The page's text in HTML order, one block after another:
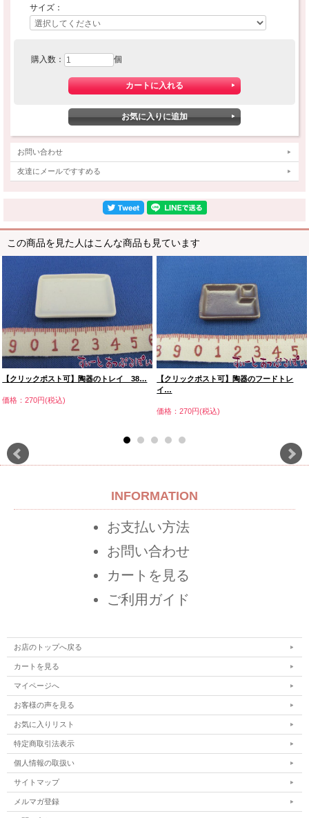
サイズ：
購入数： 個
お問い合わせ
友達にメールですすめる
この商品を見た人はこんな商品も見ています
【クリックポスト可】陶器のトレイ 38…
価格：270円(税込)
【クリックポスト可】陶器のフードトレ
イ…
価格：270円(税込)
INFORMATION
お支払い方法
お問い合わせ
カートを見る
ご利用ガイド
お店のトップへ戻る
カートを見る
マイページへ
お客様の声を見る
お気に入りリスト
特定商取引法表示
個人情報の取扱い
サイトマップ
メルマガ登録